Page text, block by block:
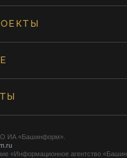
ИА «Башинформ».
«Информационное агентство